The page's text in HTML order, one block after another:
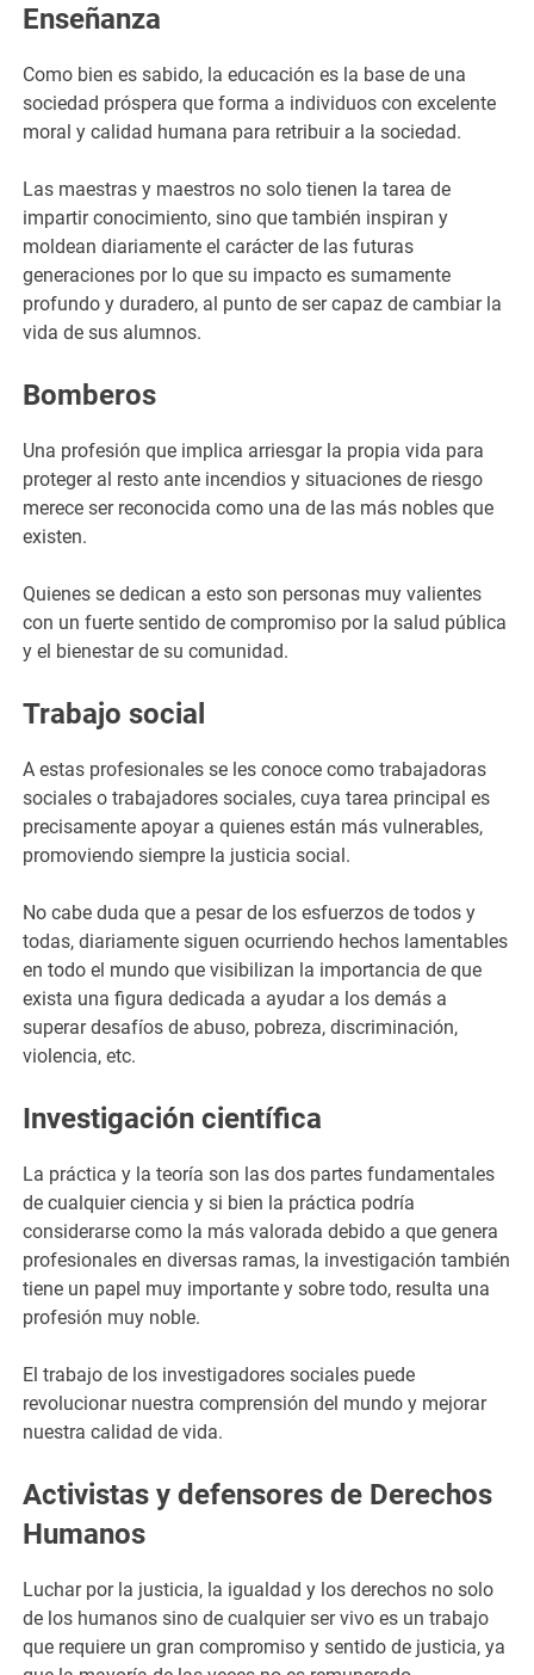
Enseñanza
Como bien es sabido, la educación es la base de una
sociedad próspera que forma a individuos con excelente
moral y calidad humana para retribuir a la sociedad.
Las maestras y maestros no solo tienen la tarea de
impartir conocimiento, sino que también inspiran y
moldean diariamente el carácter de las futuras
generaciones por lo que su impacto es sumamente
profundo y duradero, al punto de ser capaz de cambiar la
vida de sus alumnos.
Bomberos
Una profesión que implica arriesgar la propia vida para
proteger al resto ante incendios y situaciones de riesgo
merece ser reconocida como una de las más nobles que
existen.
Quienes se dedican a esto son personas muy valientes
con un fuerte sentido de compromiso por la salud pública
y el bienestar de su comunidad.
Trabajo social
A estas profesionales se les conoce como trabajadoras
sociales o trabajadores sociales, cuya tarea principal es
precisamente apoyar a quienes están más vulnerables,
promoviendo siempre la justicia social.
No cabe duda que a pesar de los esfuerzos de todos y
todas, diariamente siguen ocurriendo hechos lamentables
en todo el mundo que visibilizan la importancia de que
exista una figura dedicada a ayudar a los demás a
superar desafíos de abuso, pobreza, discriminación,
violencia, etc.
Investigación científica
La práctica y la teoría son las dos partes fundamentales
de cualquier ciencia y si bien la práctica podría
considerarse como la más valorada debido a que genera
profesionales en diversas ramas, la investigación también
tiene un papel muy importante y sobre todo, resulta una
profesión muy noble.
El trabajo de los investigadores sociales puede
revolucionar nuestra comprensión del mundo y mejorar
nuestra calidad de vida.
Activistas y defensores de Derechos
Humanos
Luchar por la justicia, la igualdad y los derechos no solo
de los humanos sino de cualquier ser vivo es un trabajo
que requiere un gran compromiso y sentido de justicia, ya